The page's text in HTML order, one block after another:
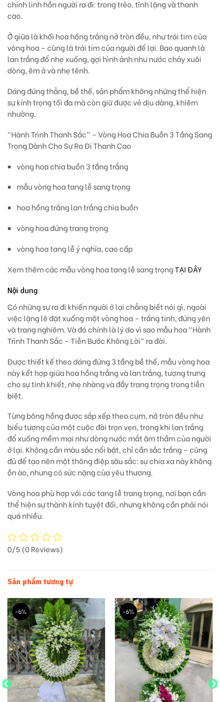
chính linh hồn người ra đi: trong trẻo, tĩnh lặng và thanh
cao.
Ở giữa là khối hoa hồng trắng nở tròn đều, như trái tim của
vòng hoa – cũng là trái tim của người để lại. Bao quanh là
lan trắng đổ nhẹ xuống, gợi hình ảnh như nước chảy xuôi
dòng, êm ả và nhẹ tênh.
Dáng đứng thẳng, bề thế, sản phẩm không nhữngthể hiện
sự kính trọng tối đamà còn giữ đượcvẻ dịu dàng, khiêm
nhường.
“Hành Trình Thanh Sắc” – Vòng Hoa Chia Buồn 3 Tầng Sang
Trọng Dành Cho Sự Ra Đi Thanh Cao
vòng hoa chia buồn 3 tầng trắng
mẫu vòng hoa tang lễ sang trọng
hoa hồng trắng lan trắng chia buồn
vòng hoa đứng trang trọng
vòng hoa tang lễ ý nghĩa, cao cấp
Xem thêm các mẫu vòng hoa tang lễ sang trọngTẠI ĐÂY
Nội dung
Có những sự ra đi khiến người ở lại chẳng biết nói gì, ngoài
việc lặng lẽ đặt xuống một vòng hoa – trắng tinh, đứng yên
và trang nghiêm.Và đó chính là lý do vì sao mẫu hoa“Hành
Trình Thanh Sắc – Tiễn Bước Không Lời” ra đời.
Được thiết kế theodáng đứng 3 tầng bề thế, mẫu vòng hoa
này kết hợp giữahoa hồng trắngvàlan trắng, tượng trưng
cho sự tinh khiết, nhẹ nhàng và đầy trang trọng trong tiễn
biệt.
Từng bông hồng được sắp xếp theo cụm, nở tròn đều như
biểu tượng của một cuộc đời trọn vẹn, trong khi lan trắng
đổ xuống mềm mại nhưdòng nước mắt âm thầm của người
ở lại. Không cần màu sắc nổi bật, chỉ cần sắc trắng – cũng
đủ để tạo nên một thông điệp sâu sắc:sự chia xa này không
ồn ào, nhưng có sức nặng của yêu thương.
Vòng hoa phù hợp với các tang lễ trang trọng, nơi bạn cần
thể hiện sự thành kính tuyệt đối, nhưng không cần phải nói
quá nhiều.
0/5(0 Reviews)
Sản phẩm tương tự
-6% -6%